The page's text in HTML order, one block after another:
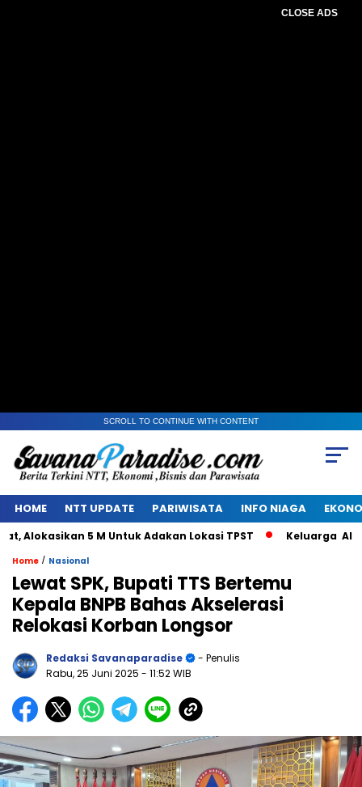
CLOSE ADS
SCROLL TO CONTINUE WITH CONTENT
HOME NTT UPDATE PARIWISATA INFO NIAGA
5 M Untuk Adakan Lokasi TPST Keluarga Alm
Home / Nasional
Lewat SPK, Bupati TTS Bertemu
Kepala BNPB Bahas Akselerasi
Relokasi Korban Longsor
Redaksi Savanaparadise
- Penulis
Rabu, 25 Juni 2025 - 11:52 WIB